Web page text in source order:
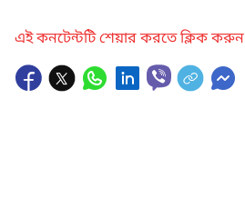
এই কনটেন্টটি শেয়ার করতে ক্লিক করুন